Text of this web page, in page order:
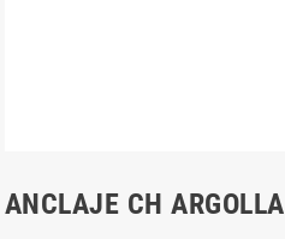
ANCLAJE CH ARGOLLA